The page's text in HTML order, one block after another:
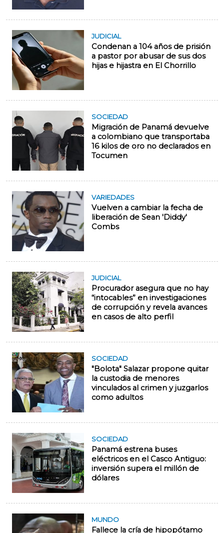
JUDICIAL
Condenan a 104 años de prisión
a pastor por abusar de sus dos
hijas e hijastra en El Chorrillo
SOCIEDAD
Migración de Panamá devuelve
a colombiano que transportaba
16 kilos de oro no declarados en
Tocumen
VARIEDADES
Vuelven a cambiar la fecha de
liberación de Sean 'Diddy'
Combs
JUDICIAL
Procurador asegura que no hay
“intocables” en investigaciones
de corrupción y revela avances
en casos de alto perfil
SOCIEDAD
"Bolota" Salazar propone quitar
la custodia de menores
vinculados al crimen y juzgarlos
como adultos
SOCIEDAD
Panamá estrena buses
eléctricos en el Casco Antiguo:
inversión supera el millón de
dólares
MUNDO
Fallece la cría de hipopótamo